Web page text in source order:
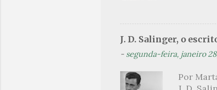
o texto
J. D. Salinger, o
- segunda-feira, janeiro
Por